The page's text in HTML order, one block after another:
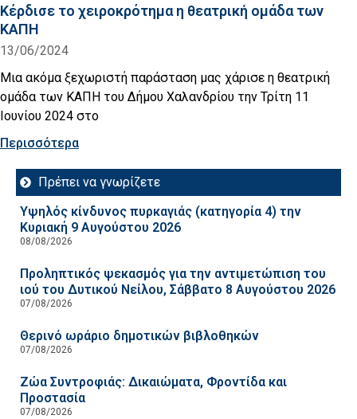
Κέρδισε το χειροκρότημα η θεατρική ομάδα των
ΚΑΠΗ
13/06/2024
Μια ακόμα ξεχωριστή παράσταση μας χάρισε η θεατρική
ομάδα των ΚΑΠΗ του Δήμου Χαλανδρίου την Τρίτη 11
Ιουνίου 2024 στο
Περισσότερα
Πρέπει να γνωρίζετε
Υψηλός κίνδυνος πυρκαγιάς (κατηγορία 4) την
Κυριακή 9 Αυγούστου 2026
08/08/2026
Προληπτικός ψεκασμός για την αντιμετώπιση του
ιού του Δυτικού Νείλου, Σάββατο 8 Αυγούστου 2026
07/08/2026
Θερινό ωράριο δημοτικών βιβλοθηκών
07/08/2026
Ζώα Συντροφιάς: Δικαιώματα, Φροντίδα και
Προστασία
07/08/2026